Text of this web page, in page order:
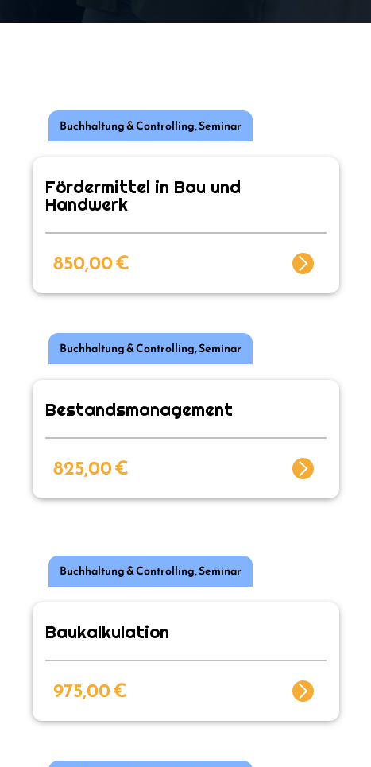
Buchhaltung & Controlling,Seminar
Fördermittel in Bau und
Handwerk
850,00€
Buchhaltung & Controlling,Seminar
Bestandsmanagement
825,00€
Buchhaltung & Controlling,Seminar
Baukalkulation
975,00€